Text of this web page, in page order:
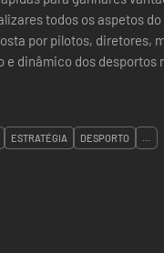
todos os aspetos
ESTRATÉGIA DESPORTO ...